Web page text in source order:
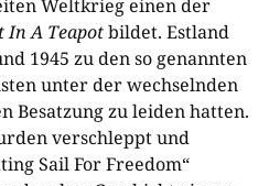
Weltkrieg einen der
In A Teapotbildet. Estland
1945 zu den so genannten
unter der wechselnden
Besatzung zu leiden hatten.
verschleppt und
Sail For Freedom“